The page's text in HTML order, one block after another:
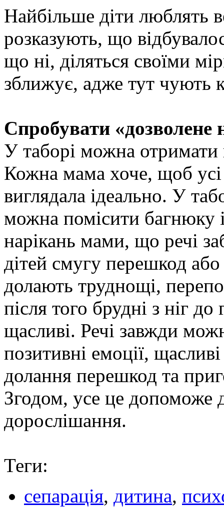
Найбільше діти люблять
розказують, що
що ні, діляться своїми
зближує, адже тут чують
Спробувати «дозволене
У таборі можна отримати
Кожна мама хоче, щоб
виглядала ідеально. У
можна помісити багнюку
нарікань мами, що речі
дітей смугу перешкод
долають труднощі,
після того брудні з ніг
щасливі. Речі завжди
позитивні емоції,
долання перешкод та
Згодом, усе це допоможе
дорослішання.
Теги:
сепарація, дитина,